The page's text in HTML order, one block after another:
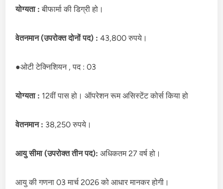
योग्यता :बीफार्मा की डिग्री हो।
वेतनमान (उपरोक्त दोनों पद) :43,800 रुपये।
●ओटी टेक्निशियन , पद : 03
योग्यता : 12वीं पास हो। ऑपरेशन रूम असिस्टेंट कोर्स किया हो
वेतनमान : 38,250 रुपये।
आयु सीमा (उपरोक्त तीन पद):अधिकतम 27 वर्ष हो।
आयु की गणना 03 मार्च 2026 को आधार मानकर होगी।